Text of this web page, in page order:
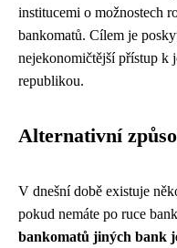
institucemi o možnostech
bankomatů. Cílem je
nejekonomičtější přístup k
republikou.
Alternativní
V dnešní době existuje
pokud nemáte po ruce
bankomatů jiných bank